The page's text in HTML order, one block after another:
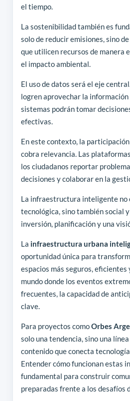
el tiempo.
La sostenibilidad también es
solo de reducir emisiones, sino
que utilicen recursos de manera
el impacto ambiental.
El uso de datos será el eje
logren aprovechar la información
sistemas podrán tomar
efectivas.
En este contexto, la
cobra relevancia. Las
los ciudadanos reportar
decisiones y colaborar en la
La infraestructura inteligente no
tecnológica, sino también social
inversión, planificación y una
La infraestructura urbana
oportunidad única para
espacios más seguros, eficientes
mundo donde los eventos
frecuentes, la capacidad de
clave.
Para proyectos comoOrbes
solo una tendencia, sino una
contenido que conecta
Entender cómo funcionan estas
fundamental para construir
preparadas frente a los desafíos